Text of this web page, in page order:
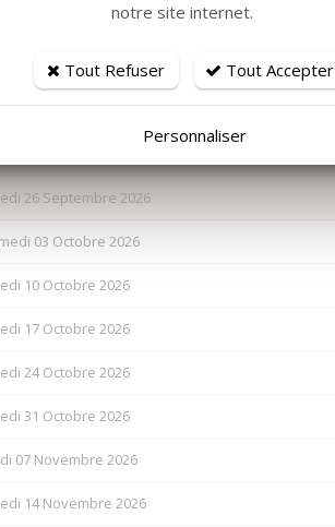
29 Août 2026
Septembre 2026
12 Septembre 2026
19 Septembre 2026
26 Septembre 2026
03 Octobre 2026
10 Octobre 2026
17 Octobre 2026
24 Octobre 2026
31 Octobre 2026
07 Novembre 2026
14 Novembre 2026
notre site internet.
Tout Refuser Tout Accepter
Personnaliser